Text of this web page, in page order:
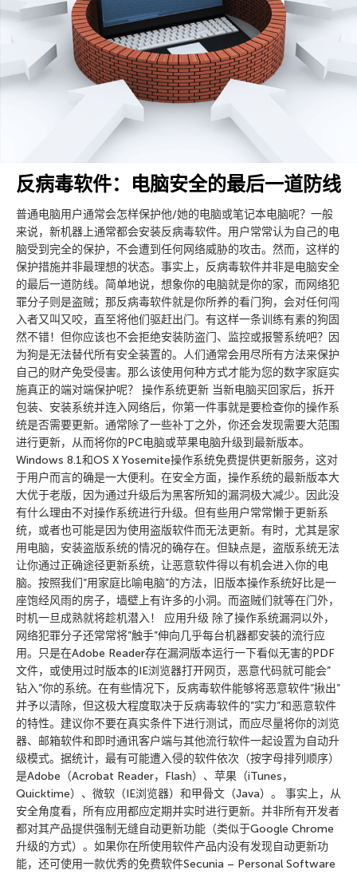
反病毒软件：电脑安全的最后一道防线
普通电脑用户通常会怎样保护他/她的电脑或笔记本电脑呢？一般
来说，新机器上通常都会安装反病毒软件。用户常常认为自己的电
脑受到完全的保护，不会遭到任何网络威胁的攻击。然而，这样的
保护措施并非最理想的状态。事实上，反病毒软件并非是电脑安全
的最后一道防线。简单地说，想象你的电脑就是你的家，而网络犯
罪分子则是盗贼；那反病毒软件就是你所养的看门狗，会对任何闯
入者又叫又咬，直至将他们驱赶出门。有这样一条训练有素的狗固
然不错！但你应该也不会拒绝安装防盗门、监控或报警系统吧？因
为狗是无法替代所有安全装置的。人们通常会用尽所有方法来保护
自己的财产免受侵害。那么该使用何种方式才能为您的数字家庭实
施真正的端对端保护呢？ 操作系统更新 当新电脑买回家后，拆开
包装、安装系统并连入网络后，你第一件事就是要检查你的操作系
统是否需要更新。通常除了一些补丁之外，你还会发现需要大范围
进行更新，从而将你的PC电脑或苹果电脑升级到最新版本。
Windows 8.1和OS X Yosemite操作系统免费提供更新服务，这对
于用户而言的确是一大便利。在安全方面，操作系统的最新版本大
大优于老版，因为通过升级后为黑客所知的漏洞极大减少。因此没
有什么理由不对操作系统进行升级。但有些用户常常懒于更新系
统，或者也可能是因为使用盗版软件而无法更新。有时，尤其是家
用电脑，安装盗版系统的情况的确存在。但缺点是，盗版系统无法
让你通过正确途径更新系统，让恶意软件得以有机会进入你的电
脑。按照我们”用家庭比喻电脑”的方法，旧版本操作系统好比是一
座饱经风雨的房子，墙壁上有许多的小洞。而盗贼们就等在门外，
时机一旦成熟就将趁机潜入！ 应用升级 除了操作系统漏洞以外，
网络犯罪分子还常常将”触手”伸向几乎每台机器都安装的流行应
用。只是在Adobe Reader存在漏洞版本运行一下看似无害的PDF
文件，或使用过时版本的IE浏览器打开网页，恶意代码就可能会”
钻入”你的系统。在有些情况下，反病毒软件能够将恶意软件”揪出”
并予以清除，但这极大程度取决于反病毒软件的”实力”和恶意软件
的特性。建议你不要在真实条件下进行测试，而应尽量将你的浏览
器、邮箱软件和即时通讯客户端与其他流行软件一起设置为自动升
级模式。据统计，最有可能遭入侵的软件依次（按字母排列顺序）
是Adobe（Acrobat Reader，Flash）、苹果（iTunes，
Quicktime）、微软（IE浏览器）和甲骨文（Java）。 事实上，从
安全角度看，所有应用都应定期并实时进行更新。并非所有开发者
都对其产品提供强制无缝自动更新功能（类似于Google Chrome
升级的方式）。如果你在所使用软件产品内没有发现自动更新功
能，还可使用一款优秀的免费软件Secunia – Personal Software